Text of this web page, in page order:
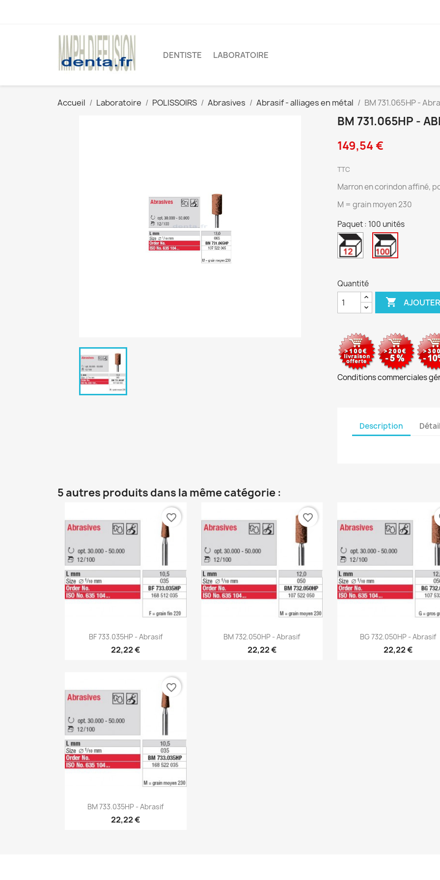
DENTISTE LABORATOIRE
Accueil Laboratoire POLISSOIRS Abrasives Abrasif - alliages en métal BM 731.065HP -
BM 731.065HP -
149,54 €
TTC
Marron en corindon affiné,
M = grain moyen 230
Paquet : 100 unités
unités
100
Quantité

Conditions commerciales
Description
5 autres produits dans la même catégorie :
Aperçu rapide
BF 733.035HP - Abrasif
22,22 €
favorite_border
Aperçu rapide
BM 732.050HP - Abrasif
22,22 €
favorite_border
Aperçu rapide
BG 732.050HP - Abrasif
22,22 €
Aperçu rapide
BM 733.035HP - Abrasif
22,22 €
favorite_border